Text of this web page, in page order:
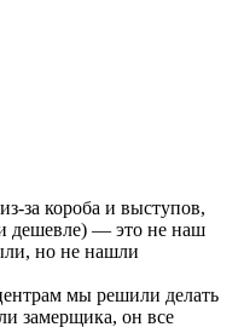
за короба и выступов,
дешевле) — это не наш
но не нашли
мы решили делать
замерщика, он все